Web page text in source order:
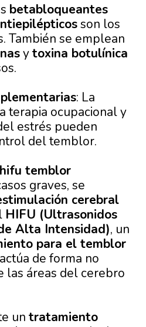
betabloqueantes
son los
También se emplean
ytoxina botulínica
: La
terapia ocupacional y
estrés pueden
del temblor.
temblor
graves, se
cerebral
HIFU (Ultrasonidos
Alta Intensidad), un
para el temblor
de forma no
las áreas del cerebro
untratamiento